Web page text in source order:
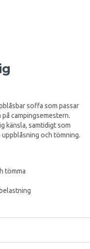
soffa som passar
campingsemestern.
känsla, samtidigt som
uppblåsning och tömning.
tömma